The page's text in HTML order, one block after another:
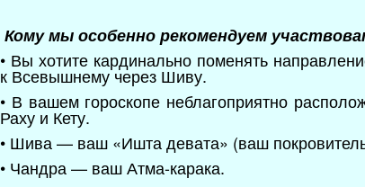
Кому мы особенно рекомендуем
• Вы хотите кардинально поменять
к Всевышнему через Шиву.
• В вашем гороскопе неблагоприятно
Раху и Кету.
• Шива — ваш «Ишта девата» (ваш
• Чандра — ваш Атма-карака.